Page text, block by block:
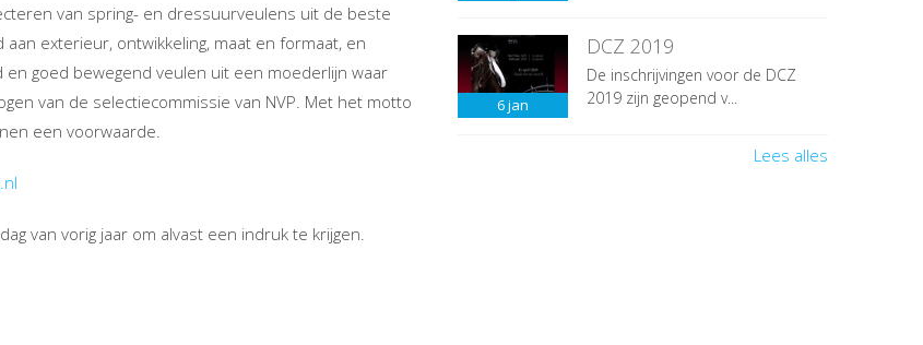
van spring- en dressuurveulens uit de beste
exterieur, ontwikkeling, maat en formaat, en
goed bewegend veulen uit een moederlijn waar
van de selectiecommissie van NVP. Met het motto
een voorwaarde.
van vorig jaar om alvast een indruk te krijgen.
6jan
DCZ 2019
De inschrijvingen voor de DCZ
2019 zijn geopend v...
Lees alles